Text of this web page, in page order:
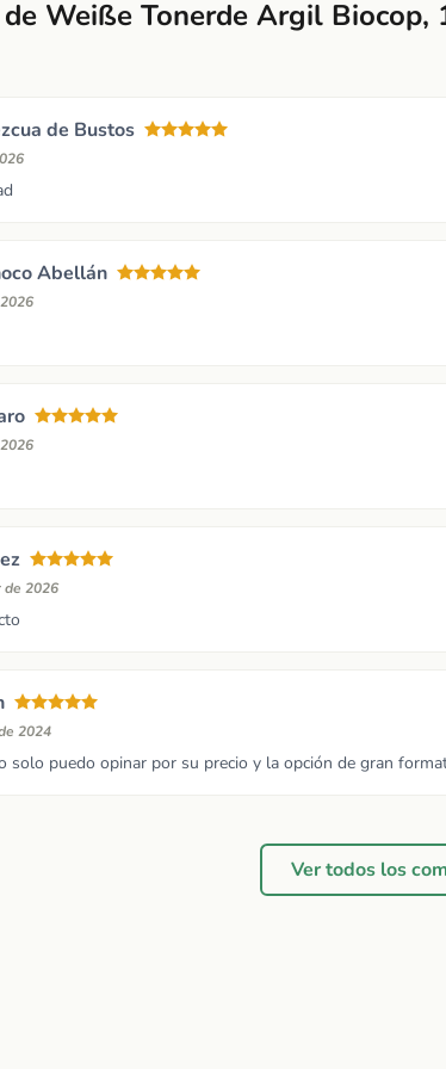
Weiße Tonerde Argil Biocop,
de Bustos
Abellán
de 2026
2024
solo puedo opinar por su precio y la opción de gran
Ver todos los